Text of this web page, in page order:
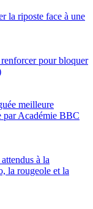
la riposte face à une
pour bloquer
meilleure
par Académie BBC
à la
la rougeole et la